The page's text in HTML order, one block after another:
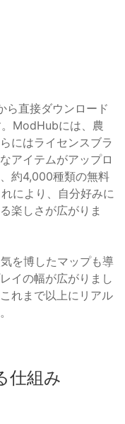
ら直接ダウンロード
ModHubには、農
にはライセンスブラ
アイテムがアップロ
約4,000種類の無料
により、自分好みに
楽しさが広がりま
を博したマップも導
イの幅が広がりまし
れまで以上にリアル
仕組み